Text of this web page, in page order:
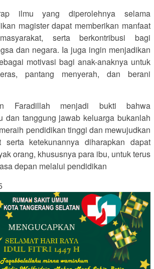
ilmu yang diperolehnya selama
magister dapat memberikan manfaat
serta berkontribusi bagi
dan negara. Ia juga ingin menjadikan
motivasi bagi anak-anaknya untuk
pantang menyerah, dan berani
Faradillah menjadi bukti bahwa
dan tanggung jawab keluarga bukanlah
pendidikan tinggi dan mewujudkan
serta ketekunannya diharapkan dapat
orang, khususnya para ibu, untuk terus
depan melalui pendidikan